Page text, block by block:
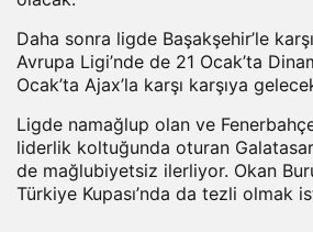
Daha sonra ligde Başakşehir’le
Avrupa Ligi’nde de 21 Ocak’ta
Ocak’ta Ajax’la karşı karşıya
Ligde namağlup olan ve
liderlik koltuğunda oturan
de mağlubiyetsiz ilerliyor. Okan
Türkiye Kupası’nda da tezli olmak